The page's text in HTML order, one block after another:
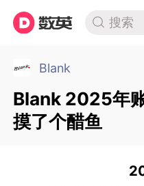
搜索
Blank
Blank 2025年
摸了个醋鱼